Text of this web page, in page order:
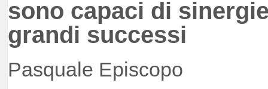
sono capaci di
grandi successi
Pasquale Episcopo